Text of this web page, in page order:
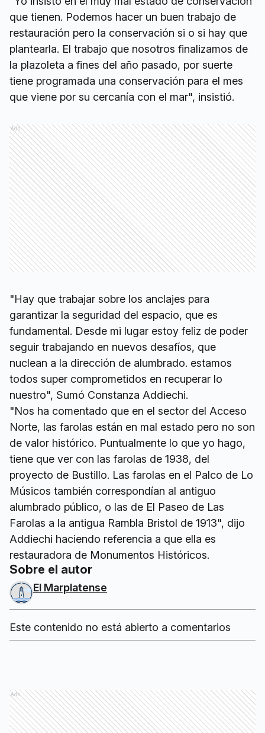
que tienen. Podemos hacer un buen trabajo de
restauración pero la conservación si o si hay que
plantearla. El trabajo que nosotros finalizamos de
la plazoleta a fines del año pasado, por suerte
tiene programada una conservación para el mes
que viene por su cercanía con el mar", insistió.
Ads
"Hay que trabajar sobre los anclajes para
garantizar la seguridad del espacio, que es
fundamental. Desde mi lugar estoy feliz de poder
seguir trabajando en nuevos desafíos, que
nuclean a la dirección de alumbrado. estamos
todos super comprometidos en recuperar lo
nuestro", Sumó Constanza Addiechi.
"Nos ha comentado que en el sector del Acceso
Norte, las farolas están en mal estado pero no son
de valor histórico. Puntualmente lo que yo hago,
tiene que ver con las farolas de 1938, del
proyecto de Bustillo. Las farolas en el Palco de Lo
Músicos también correspondían al antiguo
alumbrado público, o las de El Paseo de Las
Farolas a la antigua Rambla Bristol de 1913", dijo
Addiechi haciendo referencia a que ella es
restauradora de Monumentos Históricos.
Sobre el autor
El Marplatense
Este contenido no está abierto a comentarios
Ads